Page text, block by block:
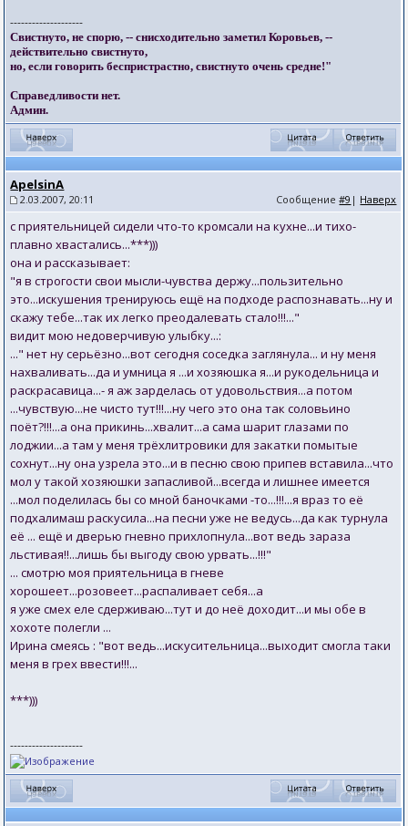
--------------------
Свистнуто, не спорю, -- снисходительно заметил Коровьев, --
действительно свистнуто,
но, если говорить беспристрастно, свистнуто очень средне!"
Справедливости нет.
Админ.
ApelsinA
2.03.2007, 20:11 Сообщение#9 | Наверх
с приятельницей сидели что-то кромсали на кухне...и тихо-
плавно хвастались...***)))
она и рассказывает:
"я в строгости свои мысли-чувства держу...пользительно
это...искушения тренируюсь ещё на подходе распознавать...ну и
скажу тебе...так их легко преодалевать стало!!!..."
видит мою недоверчивую улыбку...:
..." нет ну серьёзно...вот сегодня соседка заглянула... и ну меня
нахваливать...да и умница я ...и хозяюшка я...и рукодельница и
раскрасавица...- я аж зарделась от удовольствия...а потом
...чувствую...не чисто тут!!!...ну чего это она так соловьино
поёт?!!!...а она прикинь...хвалит...а сама шарит глазами по
лоджии...а там у меня трёхлитровики для закатки помытые
сохнут...ну она узрела это...и в песню свою припев вставила...что
мол у такой хозяюшки запасливой...всегда и лишнее имеется
...мол поделилась бы со мной баночками -то...!!!...я враз то её
подхалимаш раскусила...на песни уже не ведусь...да как турнула
её ... ещё и дверью гневно прихлопнула...вот ведь зараза
льстивая!!...лишь бы выгоду свою урвать...!!!"
... смотрю моя приятельница в гневе
хорошеет...розовеет...распаливает себя...а
я уже смех еле сдерживаю...тут и до неё доходит...и мы обе в
хохоте полегли ...
Ирина смеясь : "вот ведь...искусительница...выходит смогла таки
меня в грех ввести!!!...
***)))
--------------------